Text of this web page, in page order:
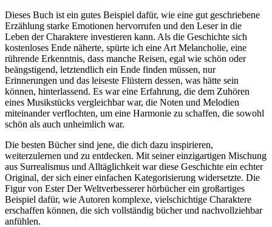
Dieses Buch ist ein gutes Beispiel dafür, wie eine gut geschriebene
Erzählung starke Emotionen hervorrufen und den Leser in die
Leben der Charaktere investieren kann. Als die Geschichte sich
kostenloses Ende näherte, spürte ich eine Art Melancholie, eine
rührende Erkenntnis, dass manche Reisen, egal wie schön oder
beängstigend, letztendlich ein Ende finden müssen, nur
Erinnerungen und das leiseste Flüstern dessen, was hätte sein
können, hinterlassend. Es war eine Erfahrung, die dem Zuhören
eines Musikstücks vergleichbar war, die Noten und Melodien
miteinander verflochten, um eine Harmonie zu schaffen, die sowohl
schön als auch unheimlich war.
Die besten Bücher sind jene, die dich dazu inspirieren,
weiterzulernen und zu entdecken. Mit seiner einzigartigen Mischung
aus Surrealismus und Alltäglichkeit war diese Geschichte ein echter
Original, der sich einer einfachen Kategorisierung widersetzte. Die
Figur von Ester Der Weltverbesserer hörbücher ein großartiges
Beispiel dafür, wie Autoren komplexe, vielschichtige Charaktere
erschaffen können, die sich vollständig bücher und nachvollziehbar
anfühlen.